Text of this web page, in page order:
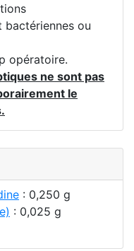
ou
opératoire.
ne sont pas
le
: 0,250 g
: 0,025 g